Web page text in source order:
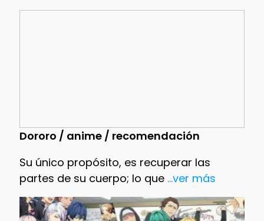
Dororo / anime / recomendación
Su único propósito, es recuperar las
partes de su cuerpo; lo que...ver más